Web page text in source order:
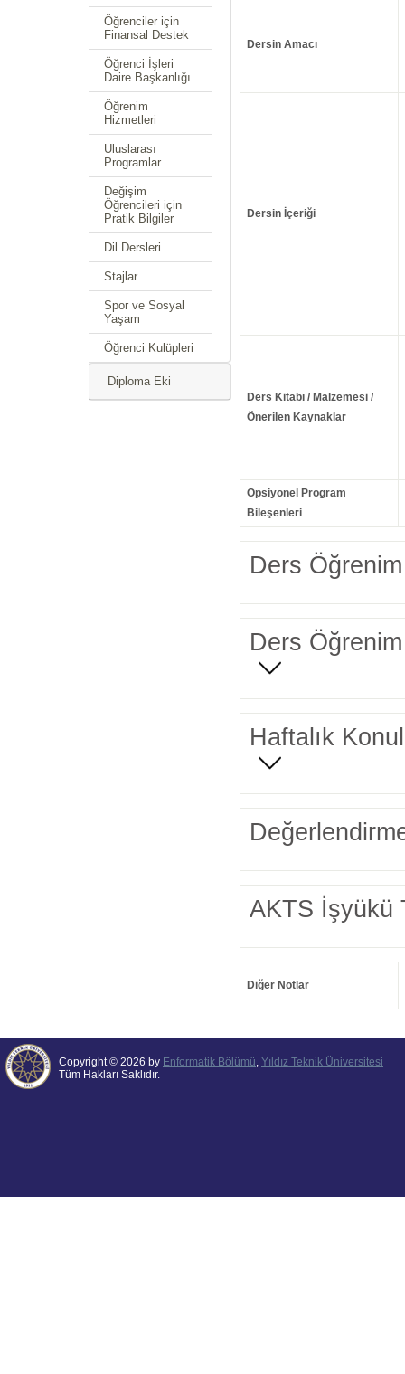
Öğrenciler için
Finansal Destek
Öğrenci İşleri
Daire Başkanlığı
Öğrenim
Hizmetleri
Uluslarası
Programlar
Değişim
Öğrencileri için
Pratik Bilgiler
Dil Dersleri
Stajlar
Spor ve Sosyal
Yaşam
Öğrenci Kulüpleri
Diploma Eki
Dersin Amacı
Dersin İçeriği
Ders Kitabı / Malzemesi /
Önerilen Kaynaklar
Opsiyonel Program
Bileşenleri
Ders Öğrenim
Ders Öğrenim
Haftalık
AKTS İşyükü
Diğer Notlar
Copyright © 2026 by Enformatik Bölümü, Yıldız Teknik Üniversitesi
Tüm Hakları Saklıdır.